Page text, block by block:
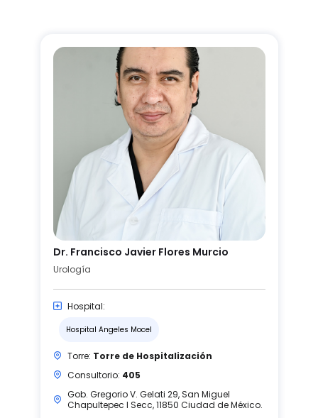
Dr. Francisco Javier Flores Murcio
Urología
Hospital:
Hospital Angeles Mocel
Torre: Torre de Hospitalización
Consultorio: 405
Gob. Gregorio V. Gelati 29, San Miguel
Chapultepec I Secc, 11850 Ciudad de México.